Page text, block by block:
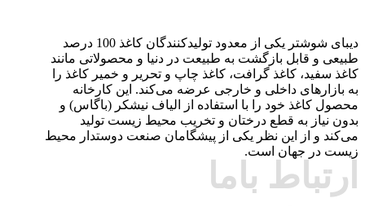
دیبای شوشتر یکی از معدود تولیدکنندگان کاغذ 100 درصد
طبیعی و قابل بازگشت به طبیعت در دنیا و محصولاتی مانند
کاغذ سفید، کاغذ گرافت، کاغذ چاپ و تحریر و خمیر کاغذ را
به بازارهای داخلی و خارجی عرضه می‌کند. این کارخانه
محصول کاغذ خود را با استفاده از الیاف نیشکر (باگاس) و
بدون نیاز به قطع درختان و تخریب محیط زیست تولید
می‌کند و از این نظر یکی از پیشگامان صنعت دوستدار محیط
زیست در جهان است.
ارتباط باما